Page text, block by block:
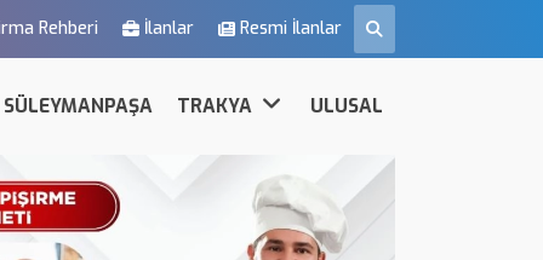
Rehberi İlanlar Resmi İlanlar
SÜLEYMANPAŞA TRAKYA ULUSAL